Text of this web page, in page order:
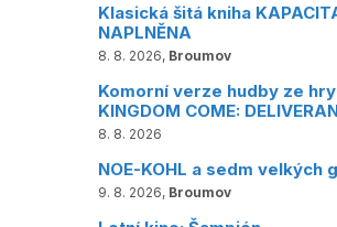
Klasická šitá kniha
NAPLNĚNA
8. 8. 2026, Broumov
Komorní verze hudby ze hry
KINGDOM COME:
8. 8. 2026
NOE-KOHL a sedm velkých
9. 8. 2026, Broumov